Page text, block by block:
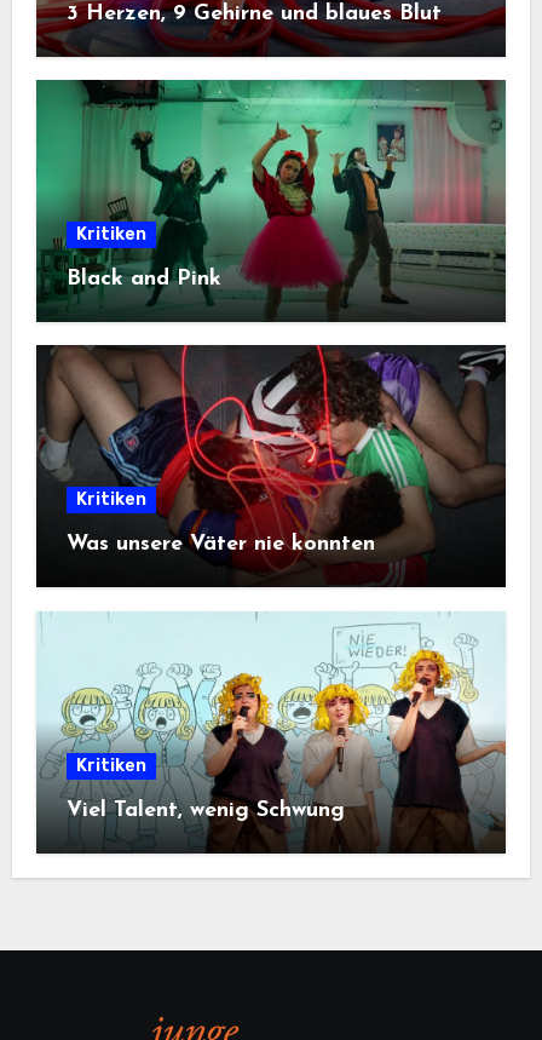
3 Herzen, 9 Gehirne und blaues Blut
Kritiken
Black and Pink
Kritiken
Was unsere Väter nie konnten
Kritiken
Viel Talent, wenig Schwung